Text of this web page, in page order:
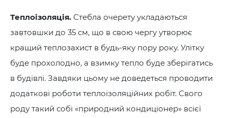
Теплоізоляція. Стебла очерету укладаються
завтовшки до 35 см, що в свою чергу утворює
кращий теплозахист в будь-яку пору року. Улітку
буде прохолодно, а взимку тепло буде зберігатись
в будівлі. Завдяки цьому не доведеться проводити
додаткові роботи теплоізоляційних робіт. Свого
роду такий собі «природний кондиціонер» всієї